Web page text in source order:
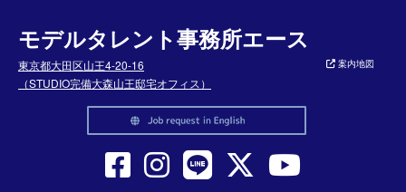
モデルタレント事務所エース
東京都大田区山王4-20-16
（STUDIO完備大森山王邸宅オフィス）
案内地図